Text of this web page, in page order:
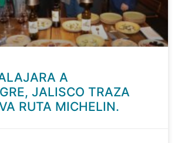
A
JALISCO TRAZA
RUTA MICHELIN.